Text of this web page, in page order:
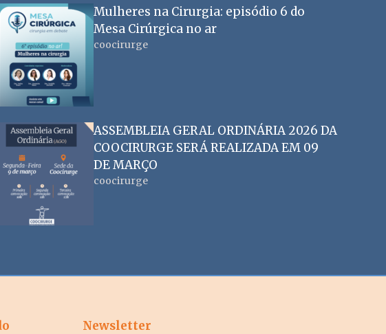
Mulheres na Cirurgia: episódio 6 do
Mesa Cirúrgica no ar
coocirurge
ASSEMBLEIA GERAL ORDINÁRIA 2026 DA
COOCIRURGE SERÁ REALIZADA EM 09
DE MARÇO
coocirurge
Newsletter